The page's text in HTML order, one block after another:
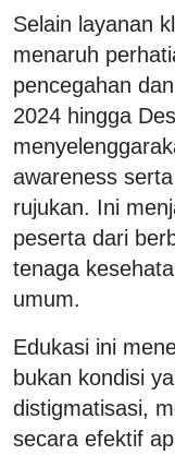
Selain layanan
menaruh
pencegahan
2024 hingga
awareness
rujukan. Ini
peserta dari
tenaga
umum.
Edukasi ini
bukan kondisi
distigmatisasi,
secara efektif